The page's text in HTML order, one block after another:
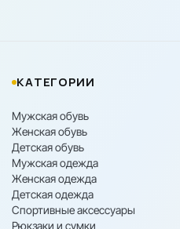
КАТЕГОРИИ
Мужская обувь
Женская обувь
Детская обувь
Мужская одежда
Женская одежда
Детская одежда
Спортивные аксессуары
Рюкзаки и сумки